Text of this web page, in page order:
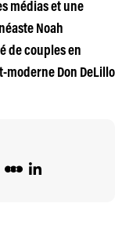
médias et une
Noah
de couples en
Don DeLillo